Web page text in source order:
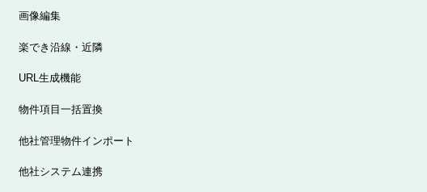
画像編集
楽でき沿線・近隣
URL生成機能
物件項目一括置換
他社管理物件インポート
他社システム連携